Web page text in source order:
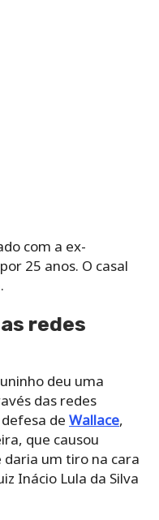
com a ex-
25 anos. O casal
redes
deu uma
das redes
de Wallace,
que causou
daria um tiro na cara
Inácio Lula da Silva